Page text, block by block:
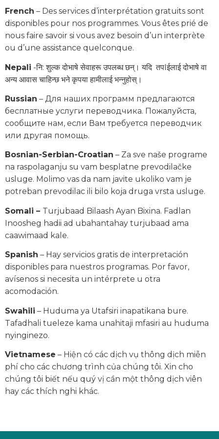
French – Des services d’interprétation gratuits sont
disponibles pour nos programmes. Vous êtes prié de
nous faire savoir si vous avez besoin d’un interprète
ou d’une assistance quelconque.
Nepali -नि: शुल्क दोभाषे सेवाहरू उपलब्ध छन्। यदि तपIईलाई दोभाषे वा
अन्य आवास चाहिन्छ भने कृपया हामीलाई भन्नुहोस्।
Russian – Для наших программ предлагаются
бесплатные услуги переводчика. Пожалуйста,
сообщите нам, если Вам требуется переводчик
или другая помощь.
Bosnian-Serbian-Croatian – Za sve naše programe
na raspolaganju su vam besplatne prevodilačke
usluge. Molimo vas da nam javite ukoliko vam je
potreban prevodilac ili bilo koja druga vrsta usluge.
Somali – Turjubaad Bilaash Ayan Bixina. Fadlan
Inoosheg hadii ad ubahantahay turjubaad ama
caawimaad kale.
Spanish – Hay servicios gratis de interpretación
disponibles para nuestros programas. Por favor,
avísenos si necesita un intérprete u otra
acomodación.
Swahili – Huduma ya Utafsiri inapatikana bure.
Tafadhali tueleze kama unahitaji mfasiri au huduma
nyinginezo.
Vietnamese – Hiện có các dịch vụ thông dịch miễn
phí cho các chương trình của chúng tôi. Xin cho
chúng tôi biết nếu quý vị cần một thông dịch viên
hay các thích nghi khác.